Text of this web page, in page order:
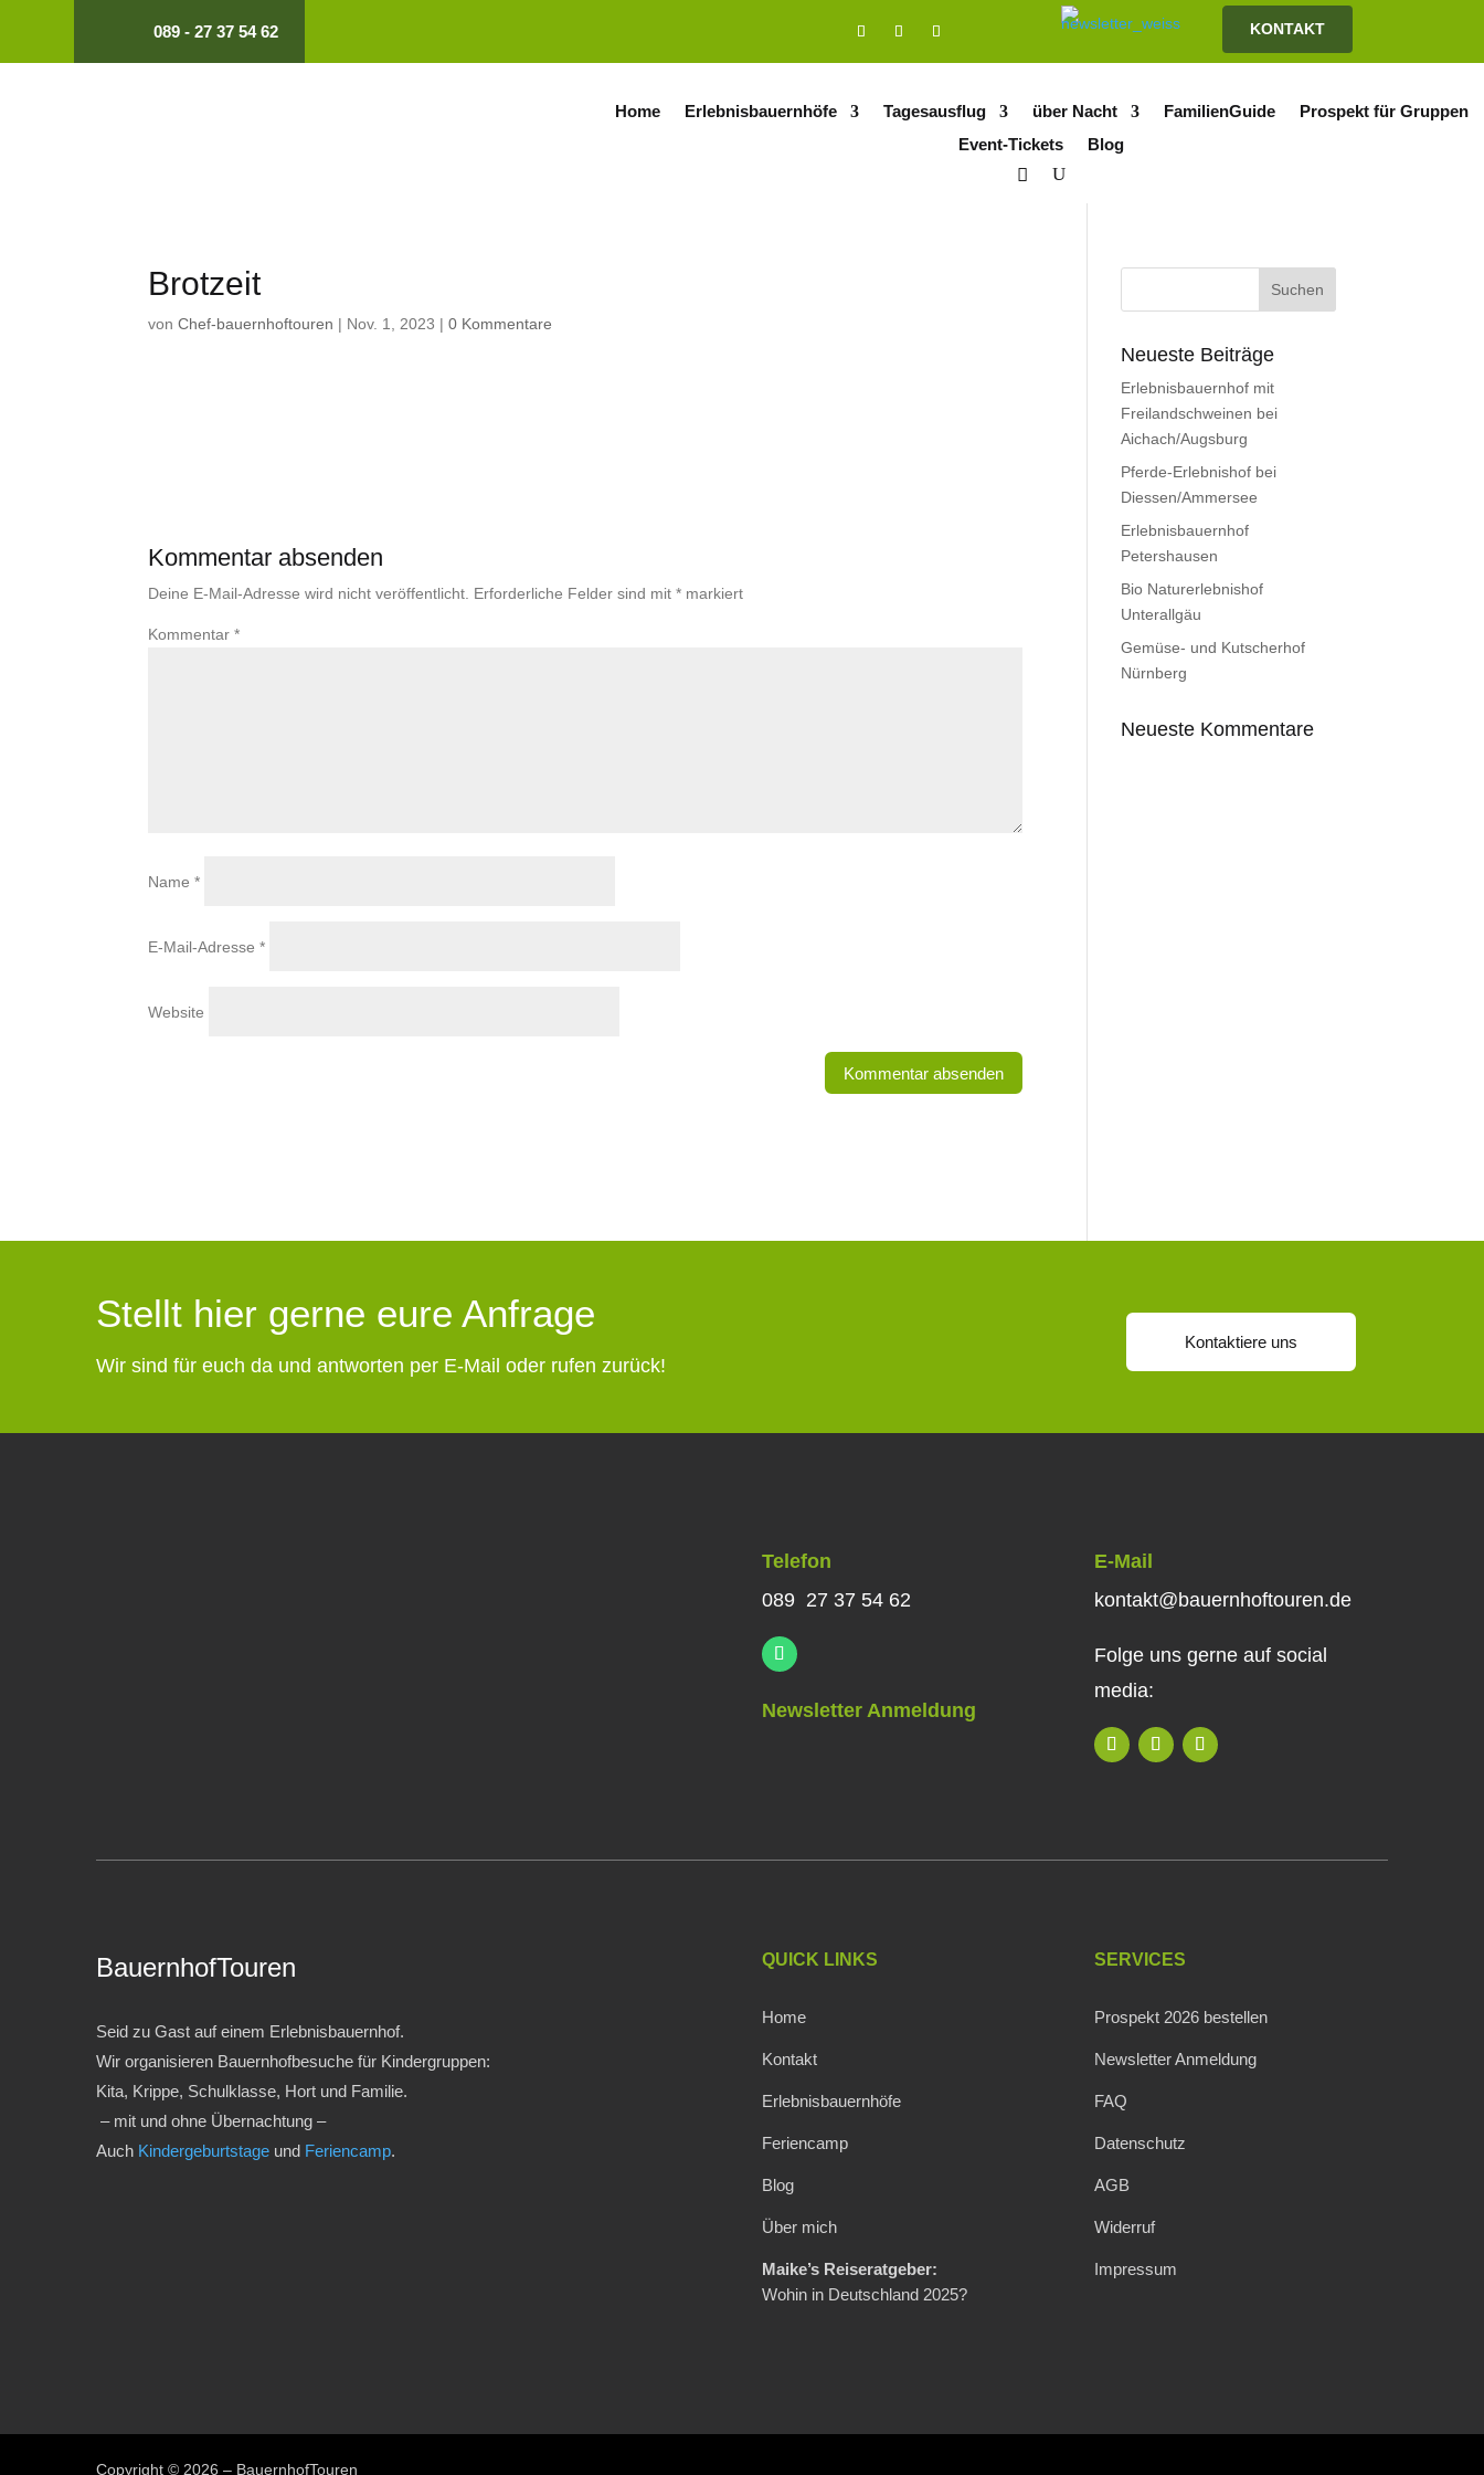
089 - 27 37 54 62 KONTAKT
Home Erlebnisbauernhöfe Tagesausflug über Nacht FamilienGuide
Prospekt für Gruppen
Event-Tickets
Blog
Brotzeit
vonChef-bauernhoftouren | Nov. 1, 2023 |0 Kommentare
Kommentar absenden
Deine E-Mail-Adresse wird nicht veröffentlicht. Erforderliche Felder sind mit* markiert
Kommentar*
Name*
E-Mail-Adresse*
Website
Neueste Beiträge
Erlebnisbauernhof mit
Freilandschweinen bei
Aichach/Augsburg
Pferde-Erlebnishof bei
Diessen/Ammersee
Erlebnisbauernhof
Petershausen
Bio Naturerlebnishof
Unterallgäu
Gemüse- und Kutscherhof
Nürnberg
Neueste Kommentare
Stellt hier gerne eure Anfrage
Wir sind für euch da und antworten per E-Mail oder rufen zurück!
Kontaktiere uns
Telefon
089 27 37 54 62
Newsletter Anmeldung
E-Mail
kontakt@bauernhoftouren.de
Folge uns gerne auf social
media:
BauernhofTouren
Seid zu Gast auf einem Erlebnisbauernhof.
Wir organisieren Bauernhofbesuche für Kindergruppen:
Kita, Krippe, Schulklasse, Hort und Familie.
– mit und ohne Übernachtung –
Auch Kindergeburtstage und Feriencamp.
QUICK LINKS
Home
Kontakt
Erlebnisbauernhöfe
Feriencamp
Blog
Über mich
Maike’s Reiseratgeber:
Wohin in Deutschland 2025?
SERVICES
Prospekt 2026 bestellen
Newsletter Anmeldung
FAQ
Datenschutz
AGB
Widerruf
Impressum
Copyright © 2026 – BauernhofTouren